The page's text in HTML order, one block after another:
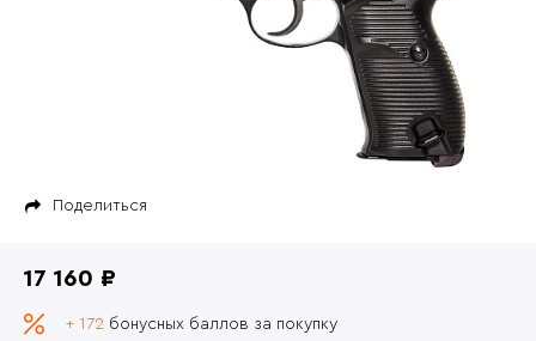
Поделиться
17 160 ₽
+ 172 бонусных баллов за покупку